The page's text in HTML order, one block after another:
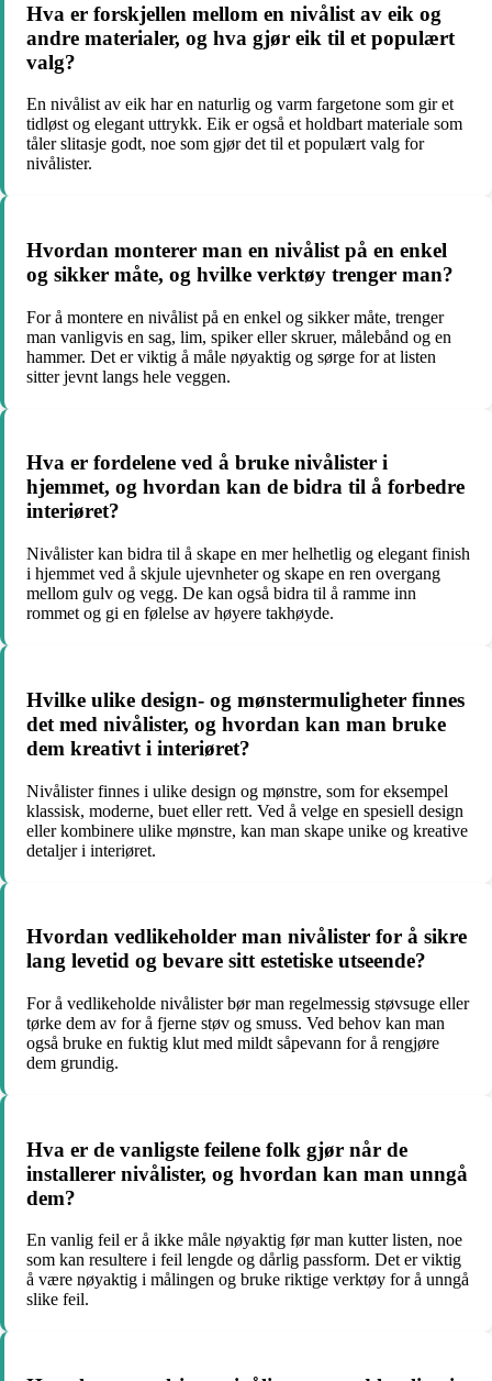
Hva er forskjellen mellom en nivålist av eik og
andre materialer, og hva gjør eik til et populært
valg?
En nivålist av eik har en naturlig og varm fargetone som gir et
tidløst og elegant uttrykk. Eik er også et holdbart materiale som
tåler slitasje godt, noe som gjør det til et populært valg for
nivålister.
Hvordan monterer man en nivålist på en enkel
og sikker måte, og hvilke verktøy trenger man?
For å montere en nivålist på en enkel og sikker måte, trenger
man vanligvis en sag, lim, spiker eller skruer, målebånd og en
hammer. Det er viktig å måle nøyaktig og sørge for at listen
sitter jevnt langs hele veggen.
Hva er fordelene ved å bruke nivålister i
hjemmet, og hvordan kan de bidra til å forbedre
interiøret?
Nivålister kan bidra til å skape en mer helhetlig og elegant finish
i hjemmet ved å skjule ujevnheter og skape en ren overgang
mellom gulv og vegg. De kan også bidra til å ramme inn
rommet og gi en følelse av høyere takhøyde.
Hvilke ulike design- og mønstermuligheter finnes
det med nivålister, og hvordan kan man bruke
dem kreativt i interiøret?
Nivålister finnes i ulike design og mønstre, som for eksempel
klassisk, moderne, buet eller rett. Ved å velge en spesiell design
eller kombinere ulike mønstre, kan man skape unike og kreative
detaljer i interiøret.
Hvordan vedlikeholder man nivålister for å sikre
lang levetid og bevare sitt estetiske utseende?
For å vedlikeholde nivålister bør man regelmessig støvsuge eller
tørke dem av for å fjerne støv og smuss. Ved behov kan man
også bruke en fuktig klut med mildt såpevann for å rengjøre
dem grundig.
Hva er de vanligste feilene folk gjør når de
installerer nivålister, og hvordan kan man unngå
dem?
En vanlig feil er å ikke måle nøyaktig før man kutter listen, noe
som kan resultere i feil lengde og dårlig passform. Det er viktig
å være nøyaktig i målingen og bruke riktige verktøy for å unngå
slike feil.